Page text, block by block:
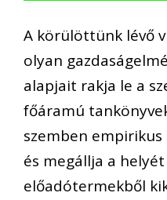
A körülöttünk lévő
olyan
alapjait rakja le a
főáramú
szemben
és megállja a
előadótermekből